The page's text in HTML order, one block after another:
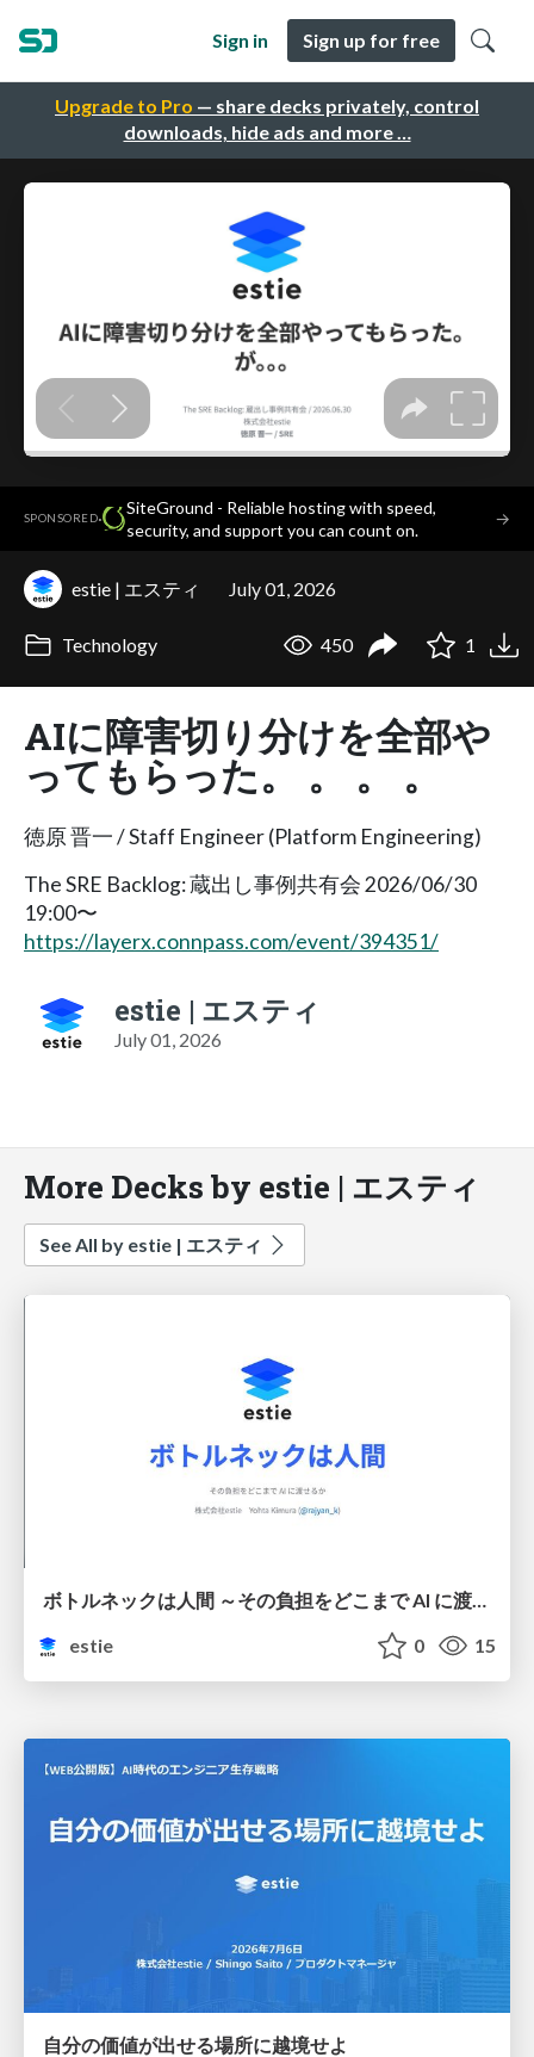
Upgrade to Pro — share decks privately, control
downloads, hide ads and more …
Sign in Sign up for free
SPONSORED·
SiteGround - Reliable hosting with speed,
security, and support you can count on.
→
estie | エスティ July 01, 2026
Technology 450 1
AIに障害切り分けを全部や
ってもらった。 。 。 。
徳原 晋一 / Staff Engineer (Platform Engineering)
The SRE Backlog: 蔵出し事例共有会 2026/06/30
19:00〜
https://layerx.connpass.com/event/394351/
estie | エスティ
July 01, 2026
More Decks by estie | エスティ
See All by estie | エスティ
ボトルネックは人間 ～その負担をどこまで AI に渡せるか～
estie
0 15
自分の価値が出せる場所に越境せよ